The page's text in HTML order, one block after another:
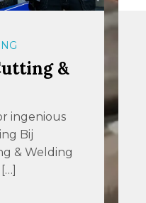
is al ruim
[…]